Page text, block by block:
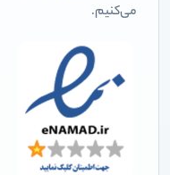
می‌کنیم.